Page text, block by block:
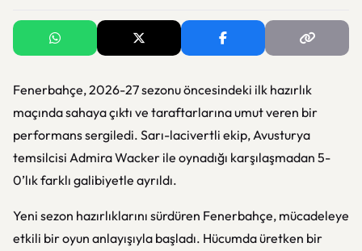
Fenerbahçe, 2026-27 sezonu öncesindeki ilk hazırlık
maçında sahaya çıktı ve taraftarlarına umut veren bir
performans sergiledi. Sarı-lacivertli ekip, Avusturya
temsilcisi Admira Wacker ile oynadığı karşılaşmadan 5-
0’lık farklı galibiyetle ayrıldı.
Yeni sezon hazırlıklarını sürdüren Fenerbahçe, mücadeleye
etkili bir oyun anlayışıyla başladı. Hücumda üretken bir